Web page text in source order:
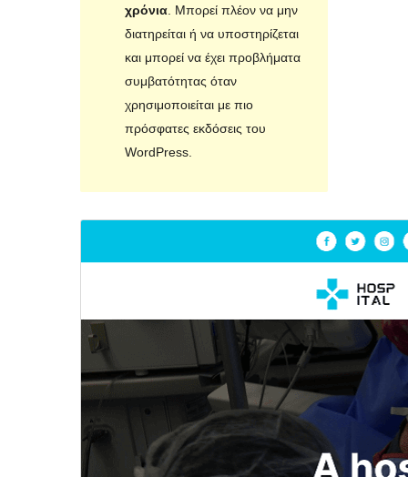
χρόνια. Μπορεί πλέον να μην
διατηρείται ή να υποστηρίζεται
και μπορεί να έχει προβλήματα
συμβατότητας όταν
χρησιμοποιείται με πιο
πρόσφατες εκδόσεις του
WordPress.